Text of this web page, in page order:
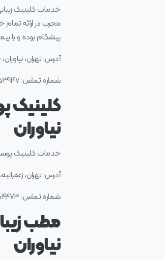
خدمات کلینیک
مجرب در ارائه تمام
پیشگام بوده و با
آدرس: تهران، نیاوران،
شماره تماس: ۰۲۱۲۶۸۵۳۹۴۷
کلینیک
نیاوران
خدمات کلینیک پوست
آدرس: تهران، زعفرانیه، خیابان
شماره تماس: ۰۹۱۲۸۹۰۴۴۷۳
مطب
نیاوران